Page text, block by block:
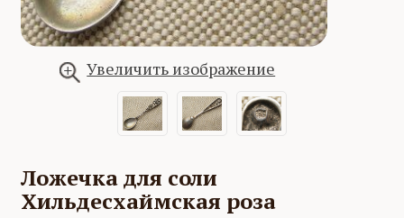
Увеличить изображение
Ложечка для соли
Хильдесхаймская роза